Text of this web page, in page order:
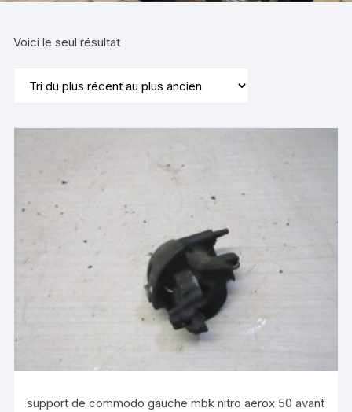
Voici le seul résultat
support de commodo gauche mbk nitro aerox 50 avant